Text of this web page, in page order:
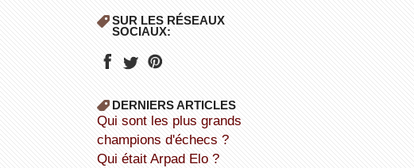
SUR LES RÉSEAUX
SOCIAUX:
DERNIERS ARTICLES
Qui sont les plus grands
champions d'échecs ?
Qui était Arpad Elo ?